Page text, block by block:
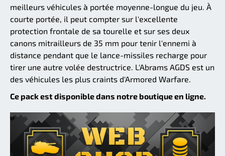
meilleurs véhicules à portée moyenne-longue du jeu. À
courte portée, il peut compter sur l'excellente
protection frontale de sa tourelle et sur ses deux
canons mitrailleurs de 35 mm pour tenir l'ennemi à
distance pendant que le lance-missiles recharge pour
tirer une autre volée destructrice. L'Abrams AGDS est un
des véhicules les plus craints d'Armored Warfare.
Ce pack est disponible dans notre boutique en ligne.